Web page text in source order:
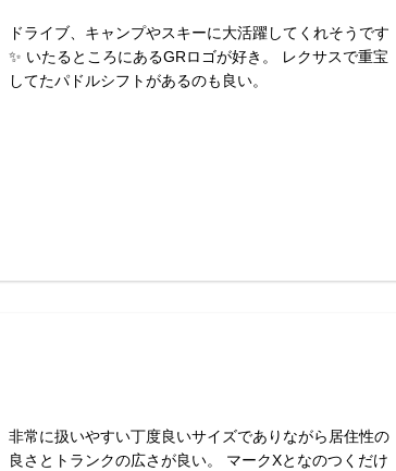
ドライブ、キャンプやスキーに大活躍してくれそうです
✨ いたるところにあるGRロゴが好き。 レクサスで重宝
してたパドルシフトがあるのも良い。
非常に扱いやすい丁度良いサイズでありながら居住性の
良さとトランクの広さが良い。 マークXとなのつくだけ